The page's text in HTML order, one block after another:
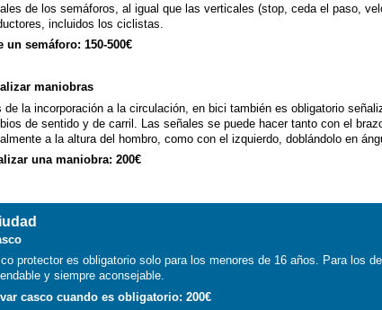
de los semáforos, al igual que las verticales (stop, ceda el paso,
incluidos los ciclistas.
un semáforo: 150-500€
maniobras
de la incorporación a la circulación, en bici también es obligatorio
de sentido y de carril. Las señales se puede hacer tanto con el
a la altura del hombro, como con el izquierdo, doblándolo en
una maniobra: 200€
protector es obligatorio solo para los menores de 16 años. Para los
y siempre aconsejable.
casco cuando es obligatorio: 200€